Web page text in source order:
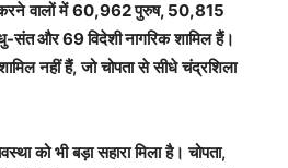
वालों में60,962 पुरुष, 50,815
संत और 69 विदेशी नागरिकशामिल हैं।
नहीं हैं, जो चोपता से सीधे चंद्रशिला
को भी बड़ा सहारा मिला है। चोपता,